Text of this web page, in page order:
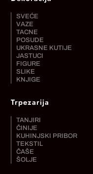
SVEĆE
VAZE
TACNE
POSUDE
UKRASNE KUTIJE
JASTUCI
FIGURE
SLIKE
KNJIGE
Trpezarija
TANJIRI
ČINIJE
KUHINJSKI PRIBOR
TEKSTIL
ČAŠE
ŠOLJE